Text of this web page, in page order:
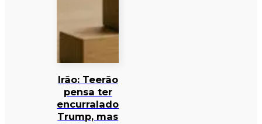
Irão: Teerão
pensa ter
encurralado
Trump, mas